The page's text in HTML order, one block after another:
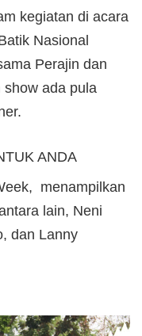
kegiatan di acara
Nasional
Perajin dan
show ada pula
ANDA
menampilkan
lain, Neni
dan Lanny